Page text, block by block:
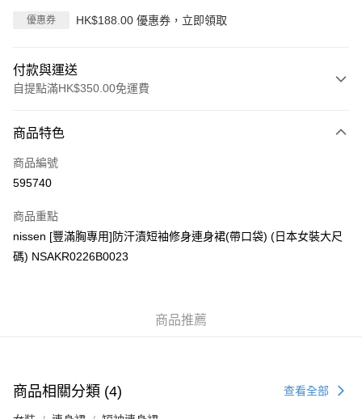
優惠券 HK$188.00 優惠券，立即領取
付款與運送
自提點滿HK$350.00免運費
信用卡
Apple Pay
PayMe
WeChat Pay
每筆HK$40.00，滿HK$350.00或以上免運費
商品特色
商品編號
595740
商品重點
nissen [豐滿胸專用]防汗漬短袖修身連身裙(帶口袋) (日本女裝大尺
碼) NSAKR0226B0023
商品推薦
商品相關分類 (4) 查看全部